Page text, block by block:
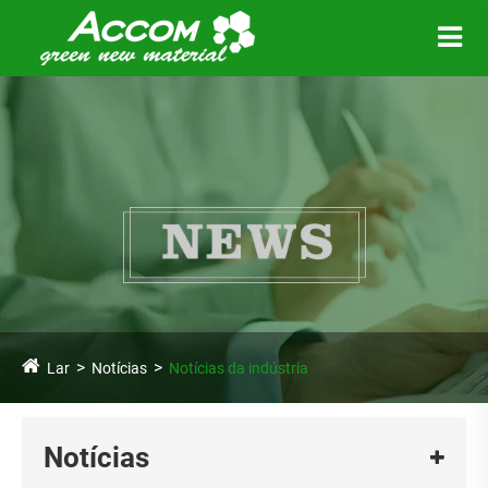
Lar Notícias Notícias da indústria
Notícias